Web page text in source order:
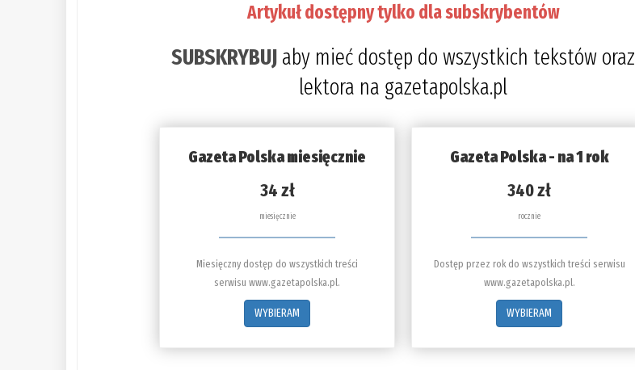
Artykuł dostępny tylko dla subskrybentów
SUBSKRYBUJ aby mieć dostęp do wszystkich tekstów oraz
lektora na gazetapolska.pl
Gazeta Polska miesięcznie
34 zł
miesięcznie
Miesięczny dostęp do wszystkich treści
serwisu www.gazetapolska.pl.
WYBIERAM
Gazeta Polska - na 1 rok
340 zł
rocznie
Dostęp przez rok do wszystkich treści serwisu
www.gazetapolska.pl.
WYBIERAM